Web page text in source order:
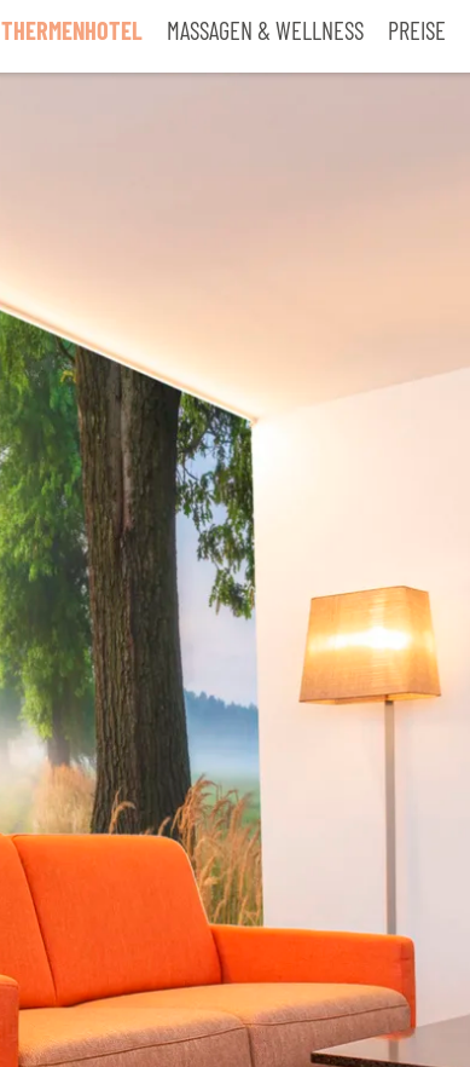
THERMENHOTEL MASSAGEN & WELLNESS PREISE